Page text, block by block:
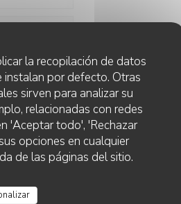
la recopilación de datos
instalan por defecto. Otras
sirven para analizar su
relacionadas con redes
'Aceptar todo', 'Rechazar
opciones en cualquier
de las páginas del sitio.
/ Precio
/ Precio 5